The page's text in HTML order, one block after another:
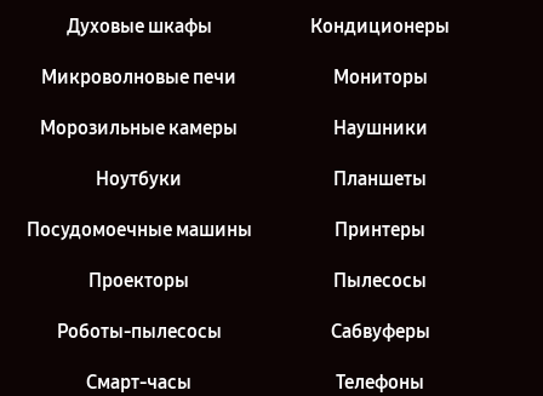
Духовые шкафы Кондиционеры
Микроволновые печи Мониторы
Морозильные камеры Наушники
Ноутбуки Планшеты
Посудомоечные машины Принтеры
Проекторы Пылесосы
Роботы-пылесосы Сабвуферы
Смарт-часы Телефоны